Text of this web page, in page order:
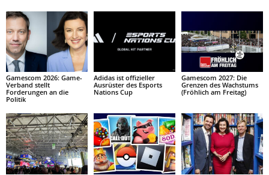
Gamescom 2026: Game-
Verband stellt
Forderungen an die
Politik
Adidas ist offizieller
Ausrüster des Esports
Nations Cup
Gamescom 2027: Die
Grenzen des Wachstums
(Fröhlich am Freitag)